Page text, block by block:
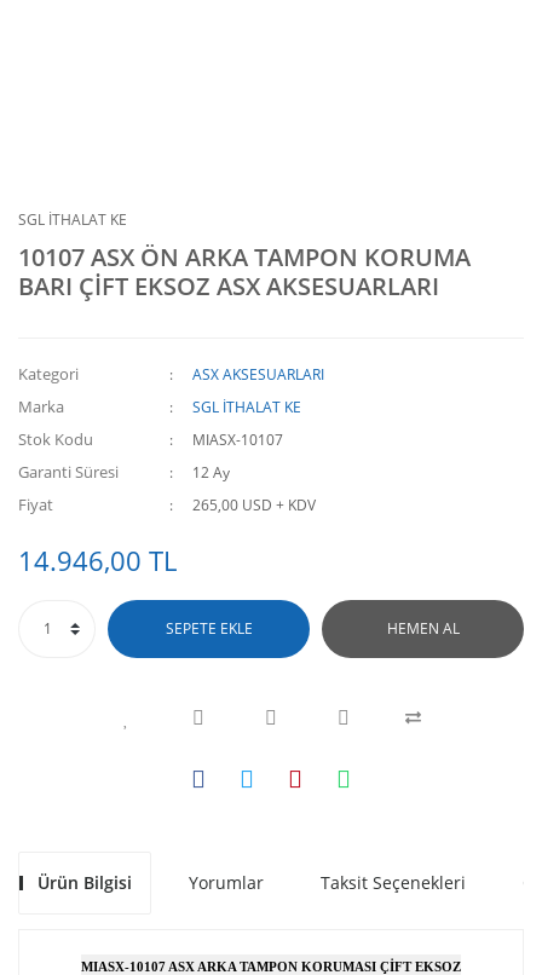
SGL İTHALAT KE
10107 ASX ÖN ARKA TAMPON KORUMA
BARI ÇİFT EKSOZ ASX AKSESUARLARI
Kategori ASX AKSESUARLARI
Marka SGL İTHALAT KE
Stok Kodu MIASX-10107
Garanti Süresi 12 Ay
Fiyat 265,00 USD + KDV
14.946,00 TL
SEPETE EKLE HEMEN AL
Ürün Bilgisi Yorumlar Taksit Seçenekleri
MIASX-10107 ASX ARKA TAMPON KORUMASI ÇİFT EKSOZ